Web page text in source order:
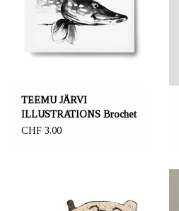
TEEMU JÄRVI
ILLUSTRATIONS Brochet
carte postale
CHF 3,00